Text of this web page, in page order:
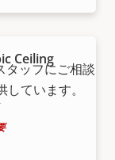
Ceiling
タッフにご相談
ています。